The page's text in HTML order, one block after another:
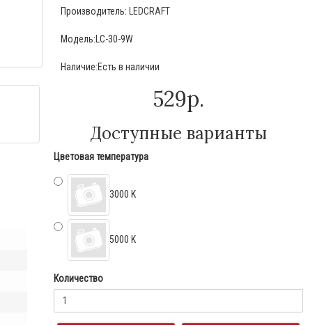
Производитель: LEDCRAFT
Модель:LC-30-9W
Наличие:Есть в наличии
529р.
Доступные варианты
Цветовая температура
3000 K
5000 K
Количество